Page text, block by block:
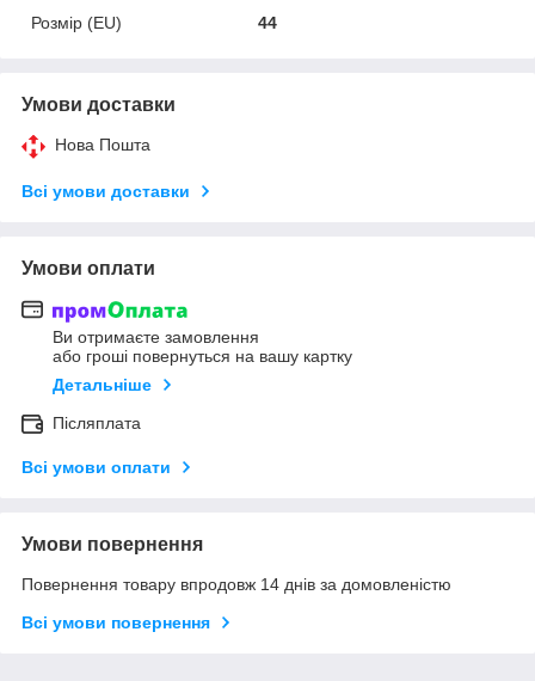
Розмір (EU)
44
Умови доставки
Нова Пошта
Всі умови доставки
Умови оплати
Ви отримаєте замовлення
або гроші повернуться на вашу картку
Детальніше
Післяплата
Всі умови оплати
Умови повернення
Повернення товару впродовж 14 днів за домовленістю
Всі умови повернення